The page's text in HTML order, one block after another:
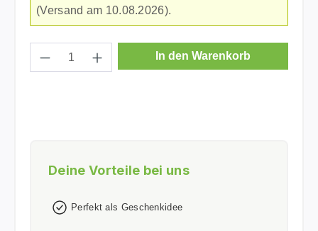
(Versand am 10.08.2026).
Produkt Anzahl: Gib den gewünschten
In den Warenkorb
Deine Vorteile bei uns
Perfekt als Geschenkidee